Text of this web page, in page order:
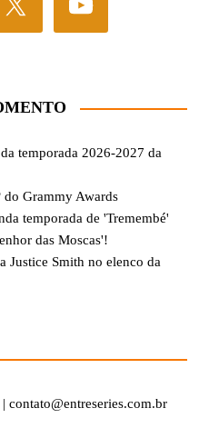
temporada 2026-2027 da
do Grammy Awards
temporada de 'Tremembé'
das Moscas'!
Justice Smith no elenco da
contato@entreseries.com.br